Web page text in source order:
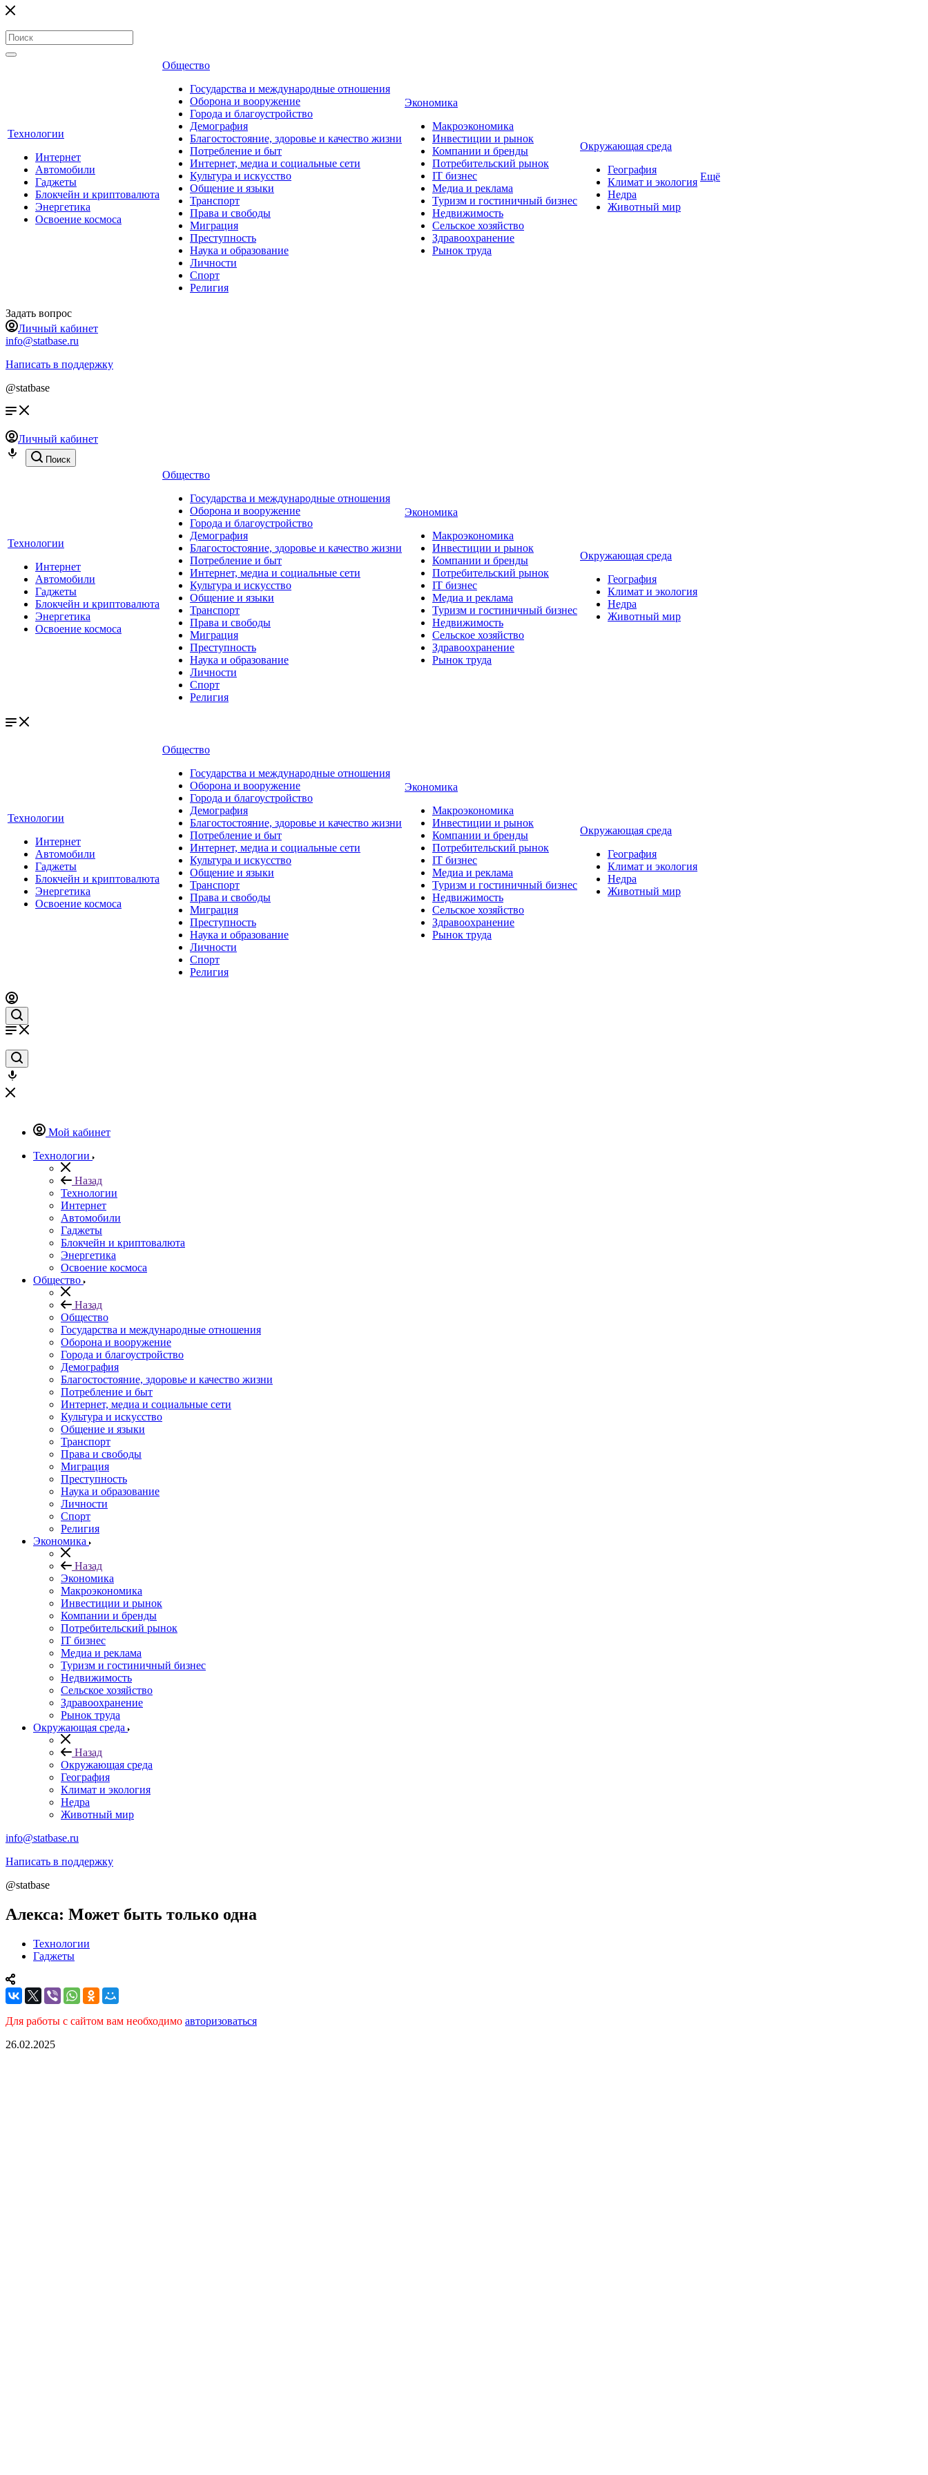
Технологии
Интернет
Автомобили
Гаджеты
Блокчейн и криптовалюта
Энергетика
Освоение космоса
Общество
Государства и международные отношения
Оборона и вооружение
Города и благоустройство
Демография
Благостостояние, здоровье и качество жизни
Потребление и быт
Интернет, медиа и социальные сети
Культура и искусство
Общение и языки
Транспорт
Права и свободы
Миграция
Преступность
Наука и образование
Личности
Спорт
Религия
Экономика
Макроэкономика
Инвестиции и рынок
Компании и бренды
Потребительский рынок
IT бизнес
Медиа и реклама
Туризм и гостиничный бизнес
Недвижимость
Сельское хозяйство
Здравоохранение
Рынок труда
Окружающая среда
География
Климат и экология
Недра
Животный мир
Ещё
Задать вопрос
Личный кабинет
info@statbase.ru
Написать в поддержку
@statbase
Личный кабинет
Поиск
Технологии
Интернет
Автомобили
Гаджеты
Блокчейн и криптовалюта
Энергетика
Освоение космоса
Общество
Государства и международные отношения
Оборона и вооружение
Города и благоустройство
Демография
Благостостояние, здоровье и качество жизни
Потребление и быт
Интернет, медиа и социальные сети
Культура и искусство
Общение и языки
Транспорт
Права и свободы
Миграция
Преступность
Наука и образование
Личности
Спорт
Религия
Экономика
Макроэкономика
Инвестиции и рынок
Компании и бренды
Потребительский рынок
IT бизнес
Медиа и реклама
Туризм и гостиничный бизнес
Недвижимость
Сельское хозяйство
Здравоохранение
Рынок труда
Окружающая среда
География
Климат и экология
Недра
Животный мир
Технологии
Интернет
Автомобили
Гаджеты
Блокчейн и криптовалюта
Энергетика
Освоение космоса
Общество
Государства и международные отношения
Оборона и вооружение
Города и благоустройство
Демография
Благостостояние, здоровье и качество жизни
Потребление и быт
Интернет, медиа и социальные сети
Культура и искусство
Общение и языки
Транспорт
Права и свободы
Миграция
Преступность
Наука и образование
Личности
Спорт
Религия
Экономика
Макроэкономика
Инвестиции и рынок
Компании и бренды
Потребительский рынок
IT бизнес
Медиа и реклама
Туризм и гостиничный бизнес
Недвижимость
Сельское хозяйство
Здравоохранение
Рынок труда
Окружающая среда
География
Климат и экология
Недра
Животный мир
Мой кабинет
Технологии
Назад
Технологии
Интернет
Автомобили
Гаджеты
Блокчейн и криптовалюта
Энергетика
Освоение космоса
Общество
Назад
Общество
Государства и международные отношения
Оборона и вооружение
Города и благоустройство
Демография
Благостостояние, здоровье и качество жизни
Потребление и быт
Интернет, медиа и социальные сети
Культура и искусство
Общение и языки
Транспорт
Права и свободы
Миграция
Преступность
Наука и образование
Личности
Спорт
Религия
Экономика
Назад
Экономика
Макроэкономика
Инвестиции и рынок
Компании и бренды
Потребительский рынок
IT бизнес
Медиа и реклама
Туризм и гостиничный бизнес
Недвижимость
Сельское хозяйство
Здравоохранение
Рынок труда
Окружающая среда
Назад
Окружающая среда
География
Климат и экология
Недра
Животный мир
info@statbase.ru
Написать в поддержку
@statbase
Алекса: Может быть только одна
Технологии
Гаджеты
Для работы с сайтом вам необходимо авторизоваться
26.02.2025